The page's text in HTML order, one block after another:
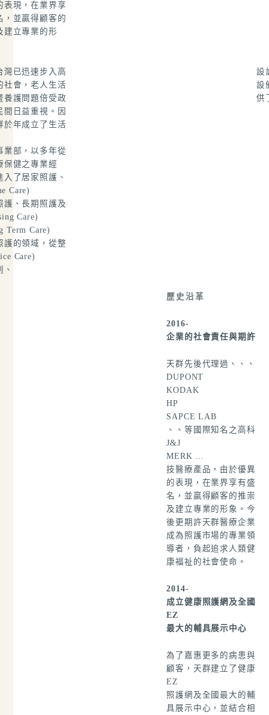
表現，在業界享
，並贏得顧客的
建立專業的形
灣已迅速步入高
社會，老人生活
養護問題倍受政
間日益重視。因
於年成立了生活
業部，以多年從
保健之專業經
入了居家照護
Care)
、
護
Care)
、長期照護
Term Care)
及
護
Care)
的領域，從整
、
設
設
供
歷史沿革
2016-
企業的社會責任與期許
天群先後代理過
DUPONT
、
KODAK
、
HP
、
SAPCE LAB
、
J&J
、
MERK …
等國際知名之高科
技醫療產品，由於優異
的表現，在業界享有盛
名，並贏得顧客的推崇
及建立專業的形象。今
後更期許天群醫療企業
成為照護市場的專業領
導者，負起追求人類健
康福祉的社會使命。
2014-
成立
EZ
健康照護網及全國
最大的輔具展示中心
為了嘉惠更多的病患與
顧客，天群建立了
EZ
健康
照護網及全國最大的輔
具展示中心，並結合相